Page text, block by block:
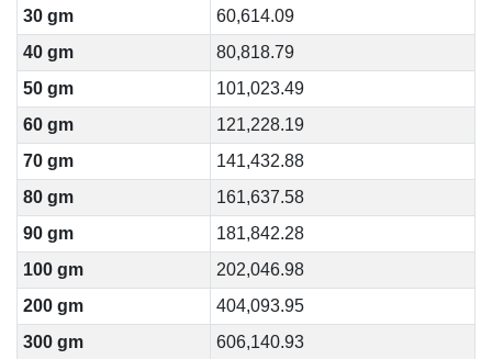
30 gm
60,614.09
40 gm
80,818.79
50 gm
101,023.49
60 gm
121,228.19
70 gm
141,432.88
80 gm
161,637.58
90 gm
181,842.28
100 gm
202,046.98
200 gm
404,093.95
300 gm
606,140.93